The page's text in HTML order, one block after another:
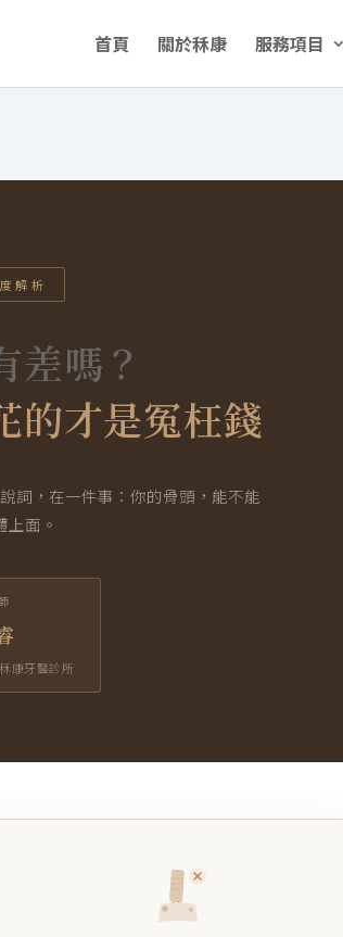
首頁 關於秝康 服務項目
解析
差嗎？
的才是冤枉錢
詞，在一件事：你的骨頭，能不能
上面。
康牙醫診所